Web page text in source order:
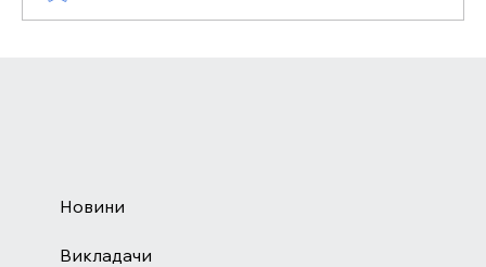
Новини
Викладачи